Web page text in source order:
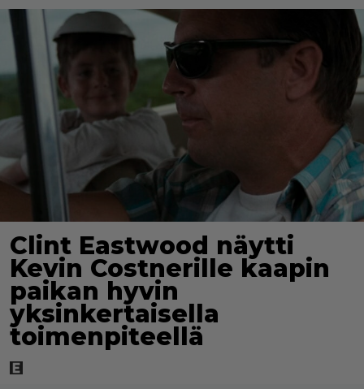
Clint Eastwood näytti
Kevin Costnerille kaapin
paikan hyvin
yksinkertaisella
toimenpiteellä